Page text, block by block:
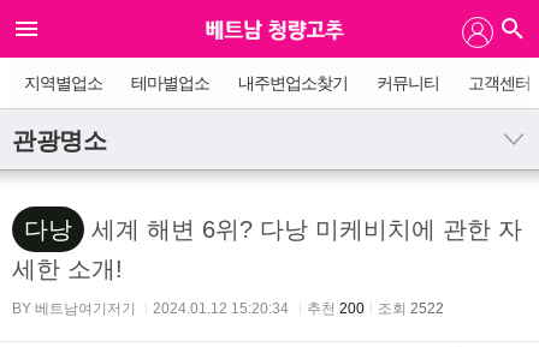
지역별업소 테마별업소 내주변업소찾기 커뮤니티 고객센터
관광명소
다낭
세계 해변 6위? 다낭 미케비치에 관한 자
세한 소개!
BY 베트남여기저기 2024.01.12 15:20:34 추천 200 조회 2522